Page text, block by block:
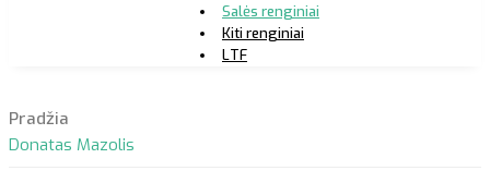
Salės renginiai
Kiti renginiai
LTF
Pradžia
Donatas Mazolis